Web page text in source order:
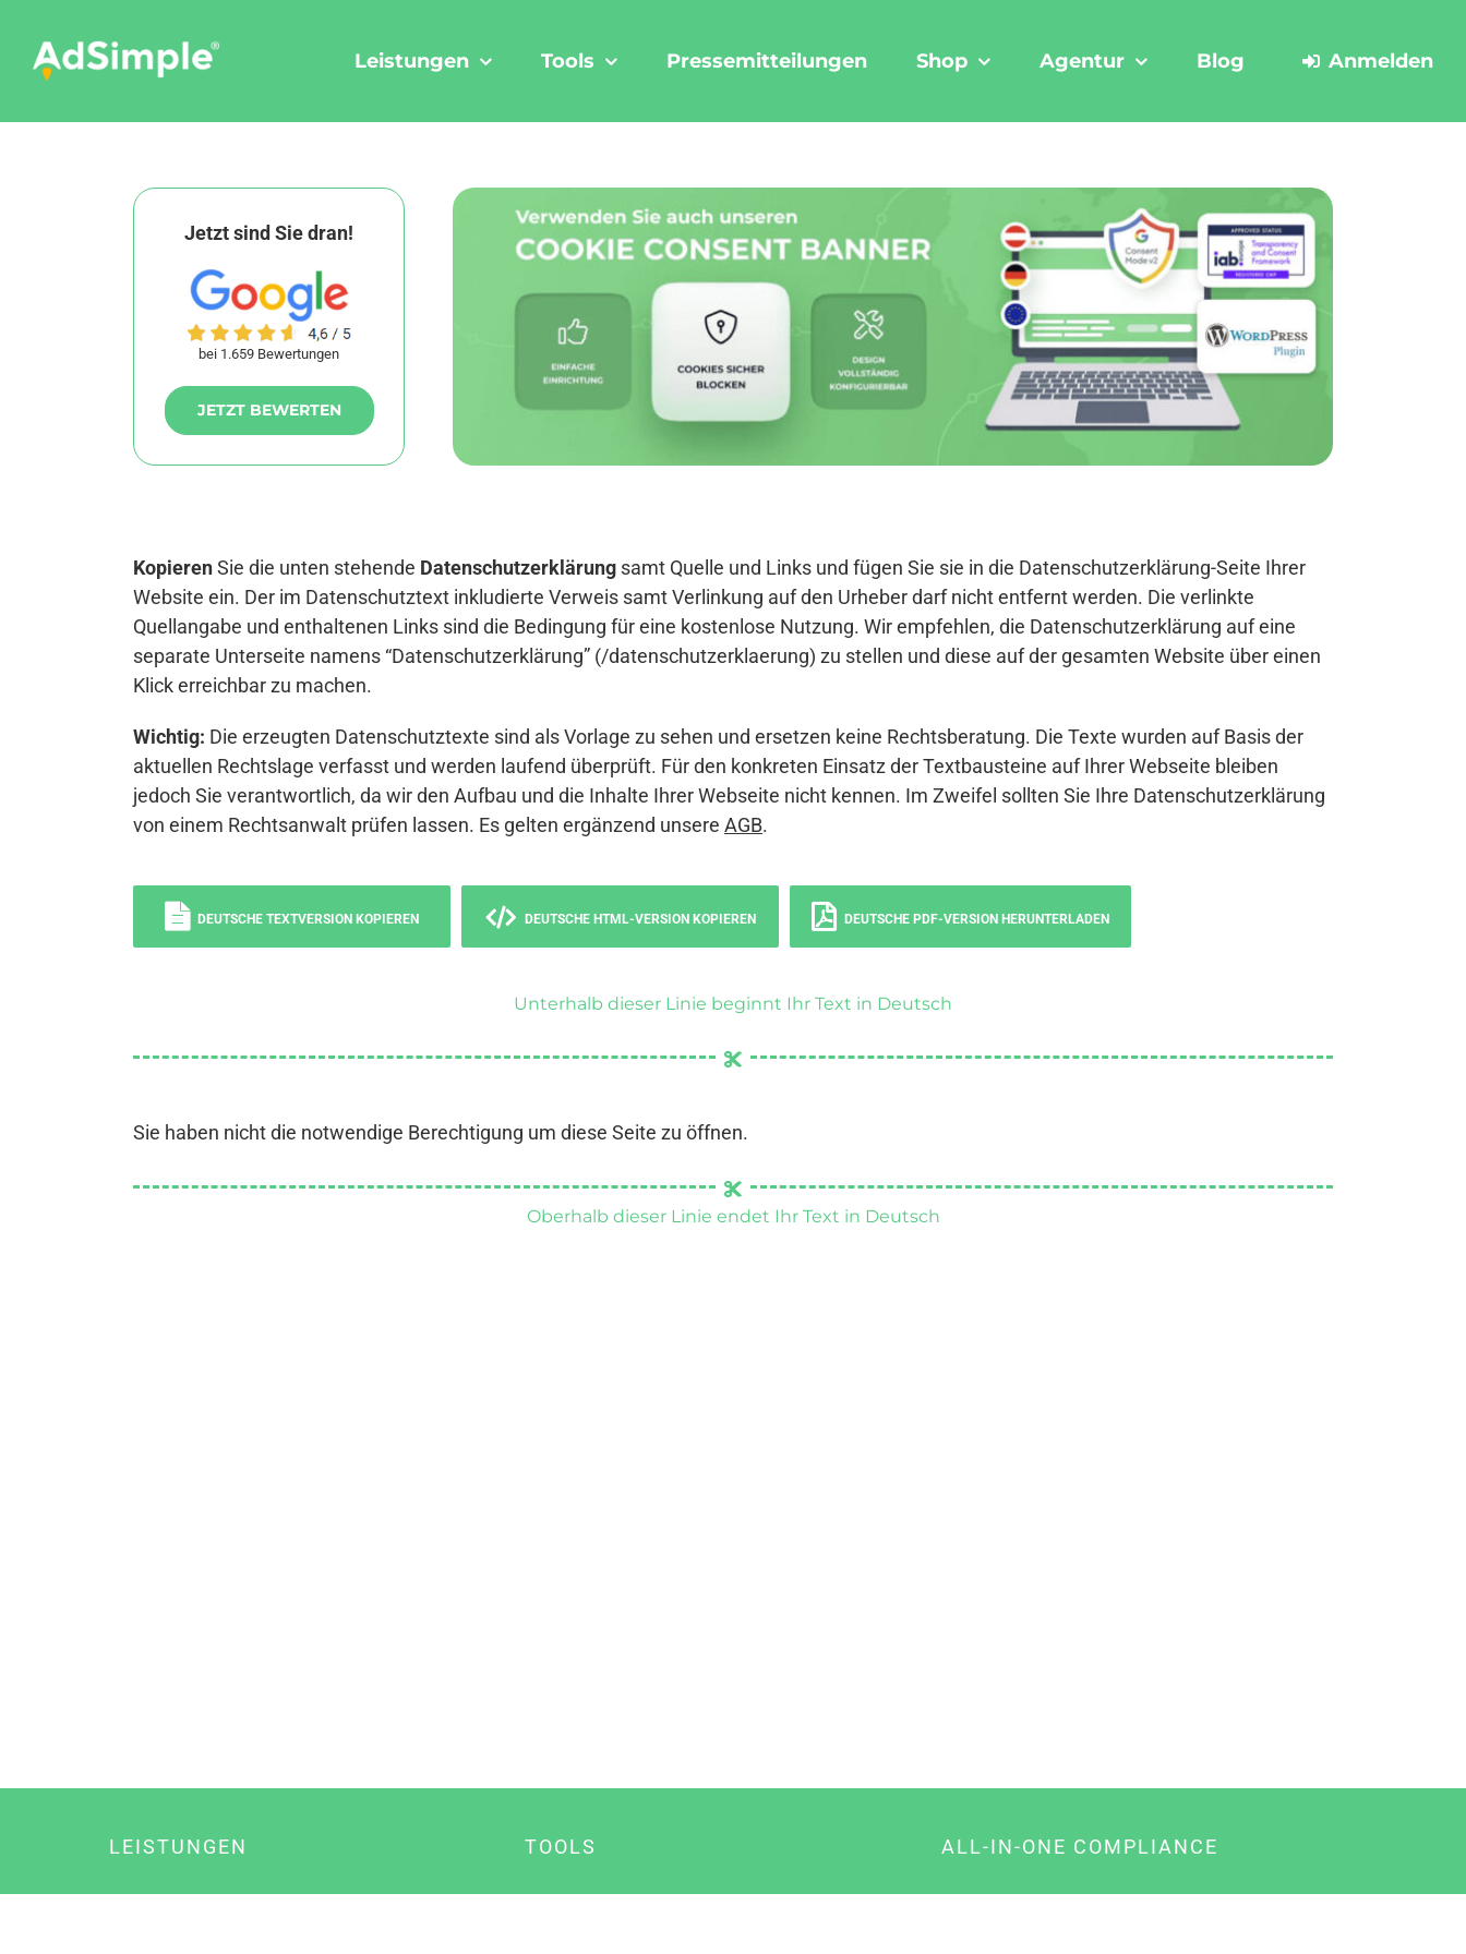
content
Leistungen Tools Pressemitteilungen Shop Agentur Blog Anmelden
Jetzt sind Sie dran!
bei 1.659 Bewertungen
JETZT BEWERTEN
KopierenSie die unten stehende Datenschutzerklärung samt Quelle und Links und fügen Sie sie in die Datenschutzerklärung-Seite Ihrer
Website ein. Der im Datenschutztext inkludierte Verweis samt Verlinkung auf den Urheber darf nicht entfernt werden. Die verlinkte
Quellangabe und enthaltenen Links sind die Bedingung für eine kostenlose Nutzung. Wir empfehlen, die Datenschutzerklärung auf eine
separate Unterseite namens “Datenschutzerklärung” (/datenschutzerklaerung) zu stellen und diese auf der gesamten Website über einen
Klick erreichbar zu machen.
Wichtig: Die erzeugten Datenschutztexte sind als Vorlage zu sehen und ersetzen keine Rechtsberatung. Die Texte wurden auf Basis der
aktuellen Rechtslage verfasst und werden laufend überprüft. Für den konkreten Einsatz der Textbausteine auf Ihrer Webseite bleiben
jedoch Sie verantwortlich, da wir den Aufbau und die Inhalte Ihrer Webseite nicht kennen. Im Zweifel sollten Sie Ihre Datenschutzerklärung
von einem Rechtsanwalt prüfen lassen. Es gelten ergänzend unsere AGB.
DEUTSCHE TEXTVERSION KOPIEREN DEUTSCHE HTML-VERSION KOPIEREN DEUTSCHE PDF-VERSION HERUNTERLADEN
Unterhalb dieser Linie beginnt Ihr Text in Deutsch
Sie haben nicht die notwendige Berechtigung um diese Seite zu öffnen.
Oberhalb dieser Linie endet Ihr Text in Deutsch
LEISTUNGEN TOOLS ALL-IN-ONE COMPLIANCE